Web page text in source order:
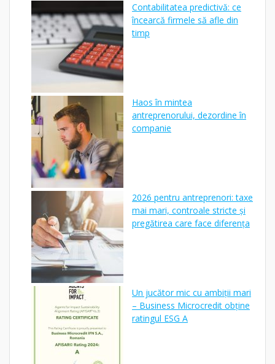
Contabilitatea predictivă: ce
încearcă firmele să afle din
timp
Haos în mintea
antreprenorului, dezordine în
companie
2026 pentru antreprenori: taxe
mai mari, controale stricte și
pregătirea care face diferența
Un jucător mic cu ambiții mari
– Business Microcredit obține
ratingul ESG A